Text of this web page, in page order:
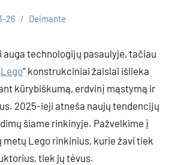
26 Deimante
auga technologijų pasaulyje, tačiau
Lego” konstrukciniai žaislai išlieka
kūrybiškumą, erdvinį mąstymą ir
2025-ieji atneša naujų tendencijų
šiame rinkinyje. Pažvelkime į
metų Lego rinkinius, kurie žavi tiek
tiek jų tėvus.